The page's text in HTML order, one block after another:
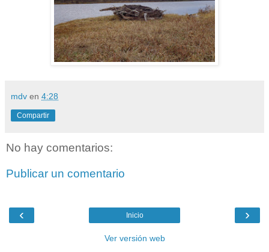
mdv en 4:28
Compartir
No hay comentarios:
Publicar un comentario
‹ ›
Inicio
Ver versión web